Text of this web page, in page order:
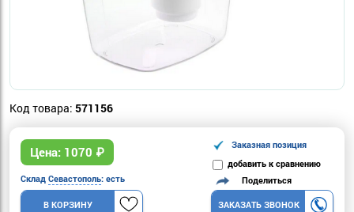
Код товара: 571156
Цена: 1070 ₽
Заказная позиция
добавить к сравнению
Склад Севастополь: есть
В КОРЗИНУ
Поделиться
ЗАКАЗАТЬ ЗВОНОК